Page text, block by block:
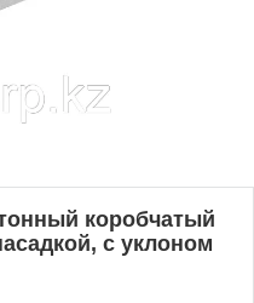
коробчатый
с уклоном